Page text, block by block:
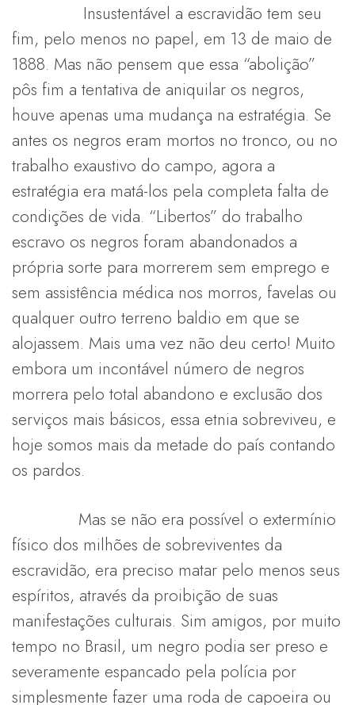
Insustentável a escravidão tem seu
fim, pelo menos no papel, em 13 de maio de
1888. Mas não pensem que essa “abolição”
pôs fim a tentativa de aniquilar os negros,
houve apenas uma mudança na estratégia. Se
antes os negros eram mortos no tronco, ou no
trabalho exaustivo do campo, agora a
estratégia era matá-los pela completa falta de
condições de vida. “Libertos” do trabalho
escravo os negros foram abandonados a
própria sorte para morrerem sem emprego e
sem assistência médica nos morros, favelas ou
qualquer outro terreno baldio em que se
alojassem. Mais uma vez não deu certo! Muito
embora um incontável número de negros
morrera pelo total abandono e exclusão dos
serviços mais básicos, essa etnia sobreviveu, e
hoje somos mais da metade do país contando
os pardos.
Mas se não era possível o extermínio
físico dos milhões de sobreviventes da
escravidão, era preciso matar pelo menos seus
espíritos, através da proibição de suas
manifestações culturais. Sim amigos, por muito
tempo no Brasil, um negro podia ser preso e
severamente espancado pela polícia por
simplesmente fazer uma roda de capoeira ou